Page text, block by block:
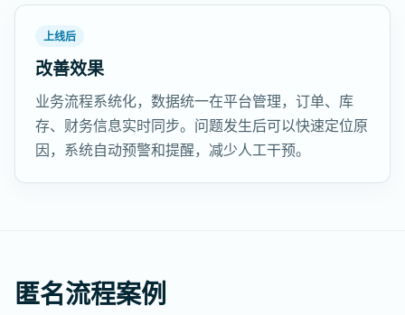
上线后
改善效果
业务流程系统化，数据统一在平台管理，订单、库
存、财务信息实时同步。问题发生后可以快速定位原
因，系统自动预警和提醒，减少人工干预。
匿名流程案例